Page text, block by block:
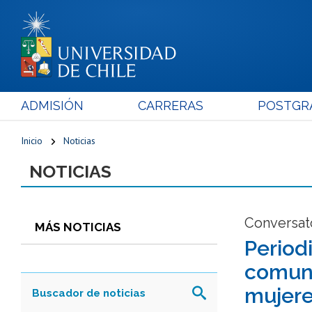
ADMISIÓN CARRERAS
Inicio Noticias
NOTICIAS
MÁS NOTICIAS